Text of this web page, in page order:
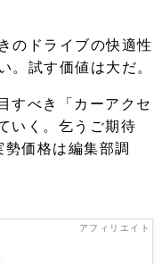
のドライブの快適性
。試す価値は大だ。
すべき「カーアクセ
いく。乞うご期待
勢価格は編集部調